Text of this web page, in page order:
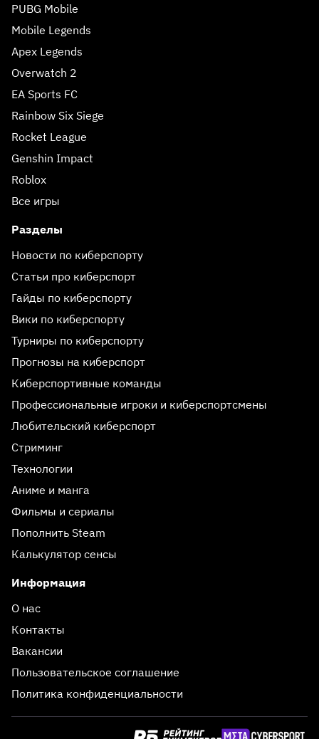
PUBG Mobile
Mobile Legends
Apex Legends
Overwatch 2
EA Sports FC
Rainbow Six Siege
Rocket League
Genshin Impact
Roblox
Все игры
Разделы
Новости по киберспорту
Статьи про киберспорт
Гайды по киберспорту
Вики по киберспорту
Турниры по киберспорту
Прогнозы на киберспорт
Киберспортивные команды
Профессиональные игроки и киберспортсмены
Любительский киберспорт
Стриминг
Технологии
Аниме и манга
Фильмы и сериалы
Пополнить Steam
Калькулятор сенсы
Информация
О нас
Контакты
Вакансии
Пользовательское соглашение
Политика конфиденциальности